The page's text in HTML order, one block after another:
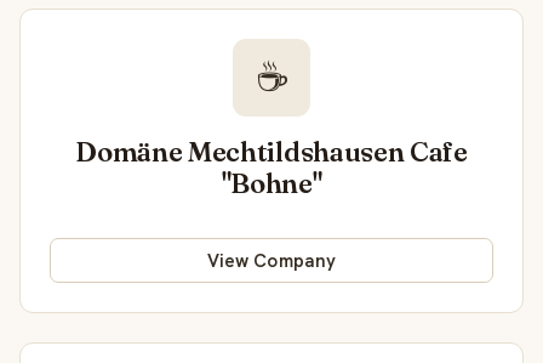
☕
Domäne Mechtildshausen Cafe
"Bohne"
View Company